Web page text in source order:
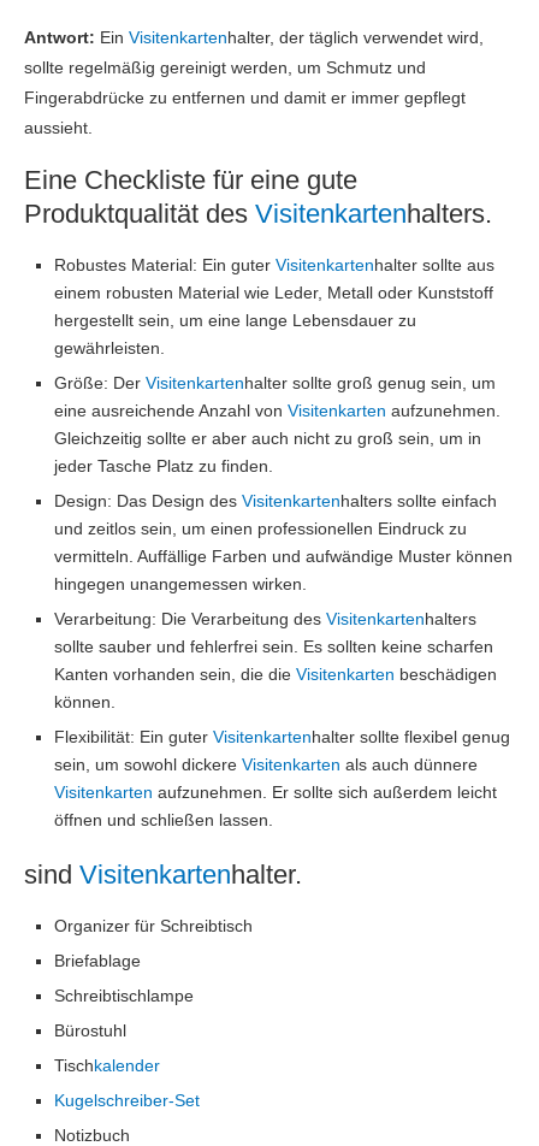
Antwort: Ein Visitenkartenhalter, der täglich verwendet wird,
sollte regelmäßig gereinigt werden, um Schmutz und
Fingerabdrücke zu entfernen und damit er immer gepflegt
aussieht.
Eine Checkliste für eine gute
Produktqualität des Visitenkartenhalters.
Robustes Material: Ein guter Visitenkartenhalter sollte aus
einem robusten Material wie Leder, Metall oder Kunststoff
hergestellt sein, um eine lange Lebensdauer zu
gewährleisten.
Größe: Der Visitenkartenhalter sollte groß genug sein, um
eine ausreichende Anzahl von Visitenkarten aufzunehmen.
Gleichzeitig sollte er aber auch nicht zu groß sein, um in
jeder Tasche Platz zu finden.
Design: Das Design des Visitenkartenhalters sollte einfach
und zeitlos sein, um einen professionellen Eindruck zu
vermitteln. Auffällige Farben und aufwändige Muster können
hingegen unangemessen wirken.
Verarbeitung: Die Verarbeitung des Visitenkartenhalters
sollte sauber und fehlerfrei sein. Es sollten keine scharfen
Kanten vorhanden sein, die die Visitenkarten beschädigen
können.
Flexibilität: Ein guter Visitenkartenhalter sollte flexibel genug
sein, um sowohl dickere Visitenkarten als auch dünnere
Visitenkarten aufzunehmen. Er sollte sich außerdem leicht
öffnen und schließen lassen.
sind Visitenkartenhalter.
Organizer für Schreibtisch
Briefablage
Schreibtischlampe
Bürostuhl
Tischkalender
Kugelschreiber-Set
Notizbuch